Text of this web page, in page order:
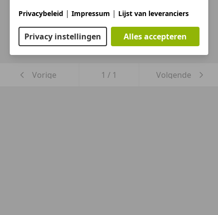
Vorige 1 / 1 Volgende
Privacybeleid | Impressum | Lijst van leveranciers
Privacy instellingen Alles accepteren